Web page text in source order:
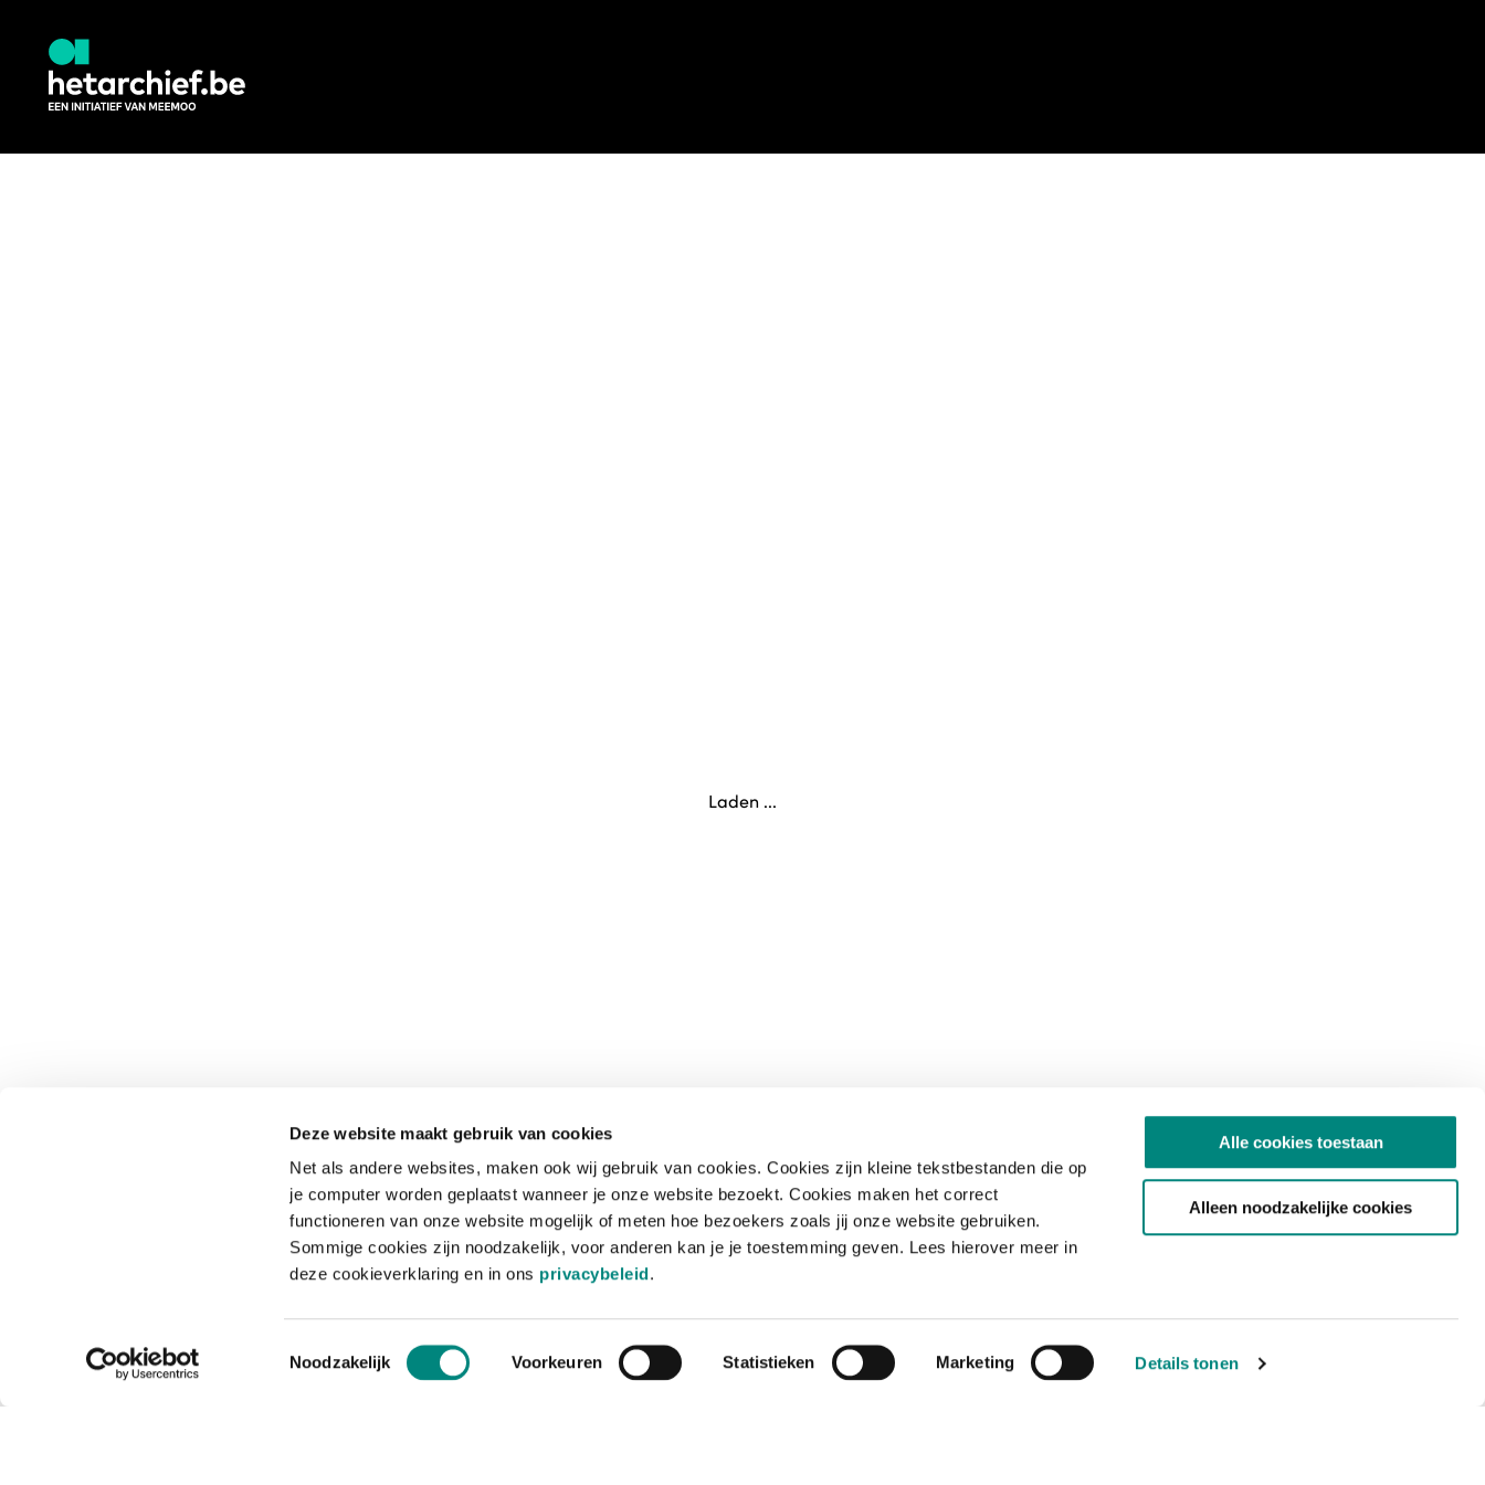
Deze website maakt gebruik van cookies
Net als andere websites, maken ook wij gebruik van cookies. Cookies zijn kleine tekstbestanden die op
je computer worden geplaatst wanneer je onze website bezoekt. Cookies maken het correct
functioneren van onze website mogelijk of meten hoe bezoekers zoals jij onze website gebruiken.
Sommige cookies zijn noodzakelijk, voor anderen kan je je toestemming geven. Lees hierover meer in
deze cookieverklaring en in ons privacybeleid.
Toestemmingsselectie
Noodzakelijk Voorkeuren Statistieken Marketing Details tonen
Alle cookies toestaan
Alleen noodzakelijke cookies
Laden ...